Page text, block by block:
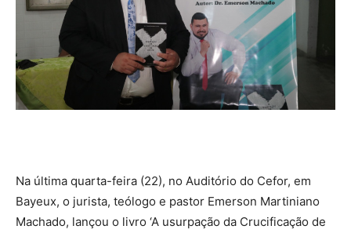
Na última quarta-feira (22), no Auditório do Cefor, em
Bayeux, o jurista, teólogo e pastor Emerson Martiniano
Machado, lançou o livro ‘A usurpação da Crucificação de